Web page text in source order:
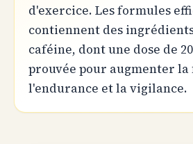
d'exercice. Les formules
contiennent des
caféine, dont une dose de
prouvée pour augmenter la
l'endurance et la vigilance.